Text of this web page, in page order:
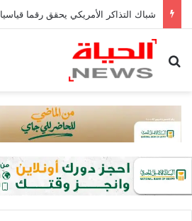
شباك التذاكر الأمريكي يحقق رقما قياسيا
بحث عن